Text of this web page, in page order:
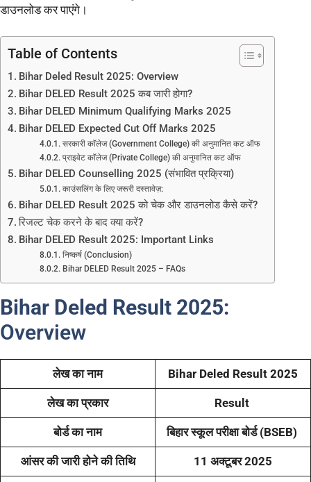
डाउनलोड कर पाएंगे।
Table of Contents
Bihar Deled Result 2025: Overview
Bihar DELED Result 2025 कब जारी होगा?
Bihar DELED Minimum Qualifying Marks 2025
Bihar DELED Expected Cut Off Marks 2025
सरकारी कॉलेज (Government College) की अनुमानित कट ऑफ
प्राइवेट कॉलेज (Private College) की अनुमानित कट ऑफ
Bihar DELED Counselling 2025 (संभावित प्रक्रिया)
काउंसलिंग के लिए जरूरी दस्तावेज़:
Bihar DELED Result 2025 को चेक और डाउनलोड कैसे करें?
रिजल्ट चेक करने के बाद क्या करें?
Bihar DELED Result 2025: Important Links
निष्कर्ष (Conclusion)
Bihar DELED Result 2025 – FAQs
Bihar Deled Result 2025:
Overview
लेख का नाम Bihar Deled Result 2025
लेख का प्रकार Result
बोर्ड का नाम बिहार स्कूल परीक्षा बोर्ड (BSEB)
आंसर की जारी होने की तिथि 11 अक्टूबर 2025